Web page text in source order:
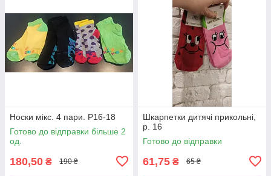
Носки мікс. 4 пари. Р16-18
Готово до відправки більше 2
од.
180,50 ₴ 190 ₴
Шкарпетки дитячі прикольні,
р. 16
Готово до відправки
61,75 ₴ 65 ₴